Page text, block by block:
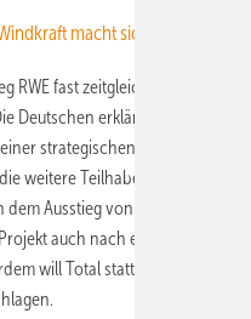
macht sich für
RWE fast zeitgleich mit dem
Deutschen erklärten, ihr
strategischen Überprüfung
weitere Teilhabe entschieden zu
Ausstieg von RWE offenbar
auch nach einem RWE-
will Total stattdessen einen